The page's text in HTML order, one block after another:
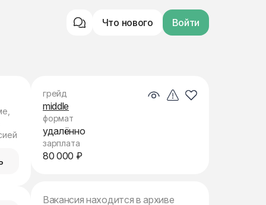
Что нового Войти
грейд
middle
формат
удалённо
зарплата
80 000 ₽
Вакансия находится в архиве